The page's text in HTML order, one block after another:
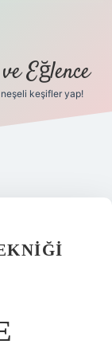
Eğlence
keşifler yap!